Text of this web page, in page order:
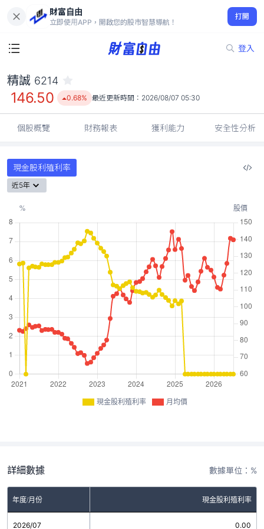
財富自由
立即使用APP，開啟您的股市智慧導航！
打開
登入
146.50
0.68%
精誠 6214
146.50 0.68% 最近更新時間： 2026/08/07 05:30
個股概覽 財務報表 獲利能力 安全性分析
現金股利殖利率
近5年
現金股利殖利率 月均價
詳細數據 數據單位：%
年度/月份 現金股利殖利率
2026/07 0.00